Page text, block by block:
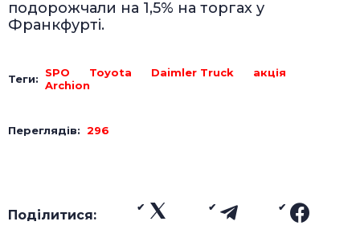
подорожчали на 1,5% на торгах у
Франкфурті.
Теги: SPO Toyota Daimler Truck
акція
Archion
Переглядів: 296
Поділитися: